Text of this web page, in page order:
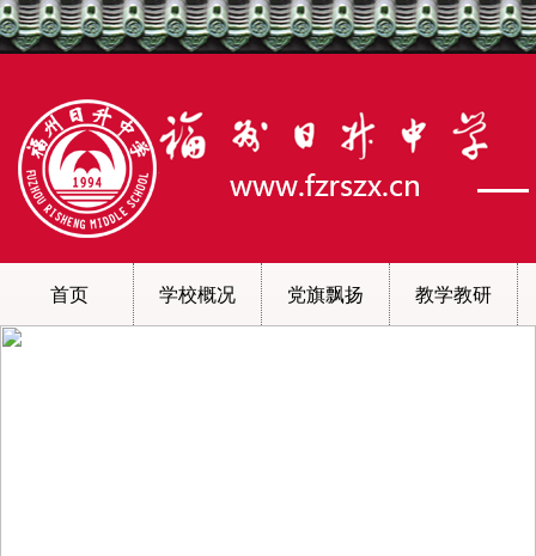
首页 学校概况 党旗飘扬 教学教研